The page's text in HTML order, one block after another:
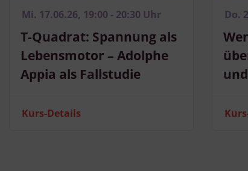
Mi. 17.06.26, 19:00 - 20:30 Uhr
T-Quadrat: Spannung als
Lebensmotor – Adolphe
Appia als Fallstudie
Kurs-Details
Do.